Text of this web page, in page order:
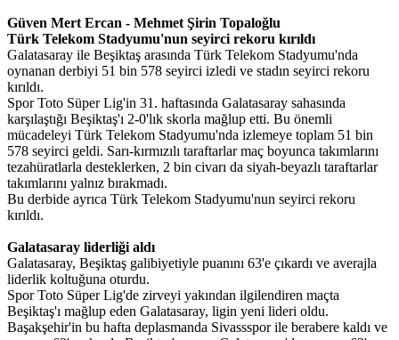
Güven Mert Ercan - Mehmet Şirin Topaloğlu
Türk Telekom Stadyumu'nun seyirci rekoru kırıldı
Galatasaray ile Beşiktaş arasında Türk Telekom Stadyumu'nda
oynanan derbiyi 51 bin 578 seyirci izledi ve stadın seyirci rekoru
kırıldı.
Spor Toto Süper Lig'in 31. haftasında Galatasaray sahasında
karşılaştığı Beşiktaş'ı 2-0'lık skorla mağlup etti. Bu önemli
mücadeleyi Türk Telekom Stadyumu'nda izlemeye toplam 51 bin
578 seyirci geldi. Sarı-kırmızılı taraftarlar maç boyunca takımlarını
tezahüratlarla desteklerken, 2 bin civarı da siyah-beyazlı taraftarlar
takımlarını yalnız bırakmadı.
Bu derbide ayrıca Türk Telekom Stadyumu'nun seyirci rekoru
kırıldı.
Galatasaray liderliği aldı
Galatasaray, Beşiktaş galibiyetiyle puanını 63'e çıkardı ve averajla
liderlik koltuğuna oturdu.
Spor Toto Süper Lig'de zirveyi yakından ilgilendiren maçta
Beşiktaş'ı mağlup eden Galatasaray, ligin yeni lideri oldu.
Başakşehir'in bu hafta deplasmanda Sivassspor ile berabere kaldı ve